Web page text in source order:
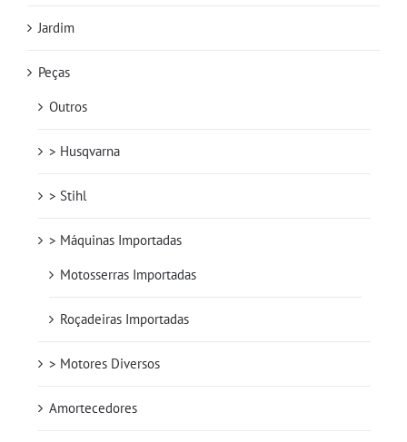
Jardim
Peças
Outros
> Husqvarna
> Stihl
> Máquinas Importadas
Motosserras Importadas
Roçadeiras Importadas
> Motores Diversos
Amortecedores